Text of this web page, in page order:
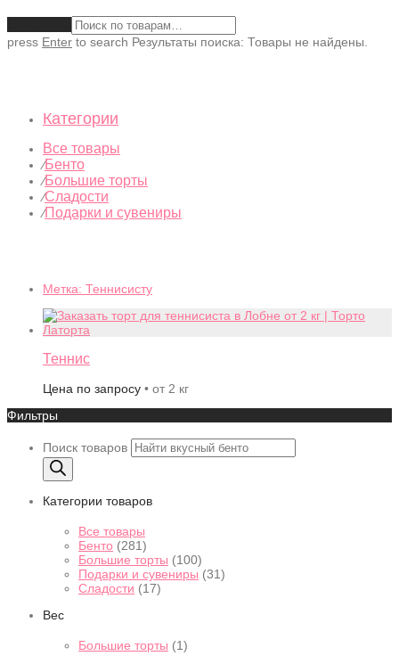
press Enter to search Результаты поиска: Товары не найдены.
Категории
Все товары
⁄Бенто
⁄Большие торты
⁄Сладости
⁄Подарки и сувениры
Метка: Теннисисту
Теннис
Цена по запросу • от 2 кг
Фильтры
Поиск товаров
Категории товаров
Все товары
Бенто (281)
Большие торты (100)
Подарки и сувениры (31)
Сладости (17)
Вес
Большие торты (1)